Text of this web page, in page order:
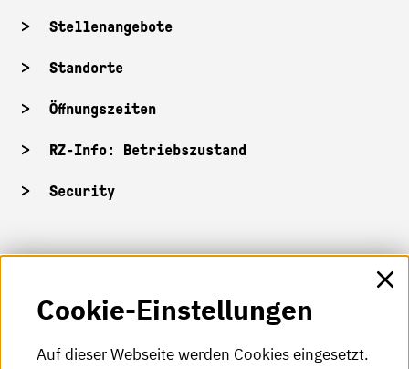
Stellenangebote
Standorte
Öffnungszeiten
RZ-Info: Betriebszustand
Security
HKA-Shop
HKA-Videos
HKA-Podcast
Cookie-Einstellungen
Auf dieser Webseite werden Cookies eingesetzt.